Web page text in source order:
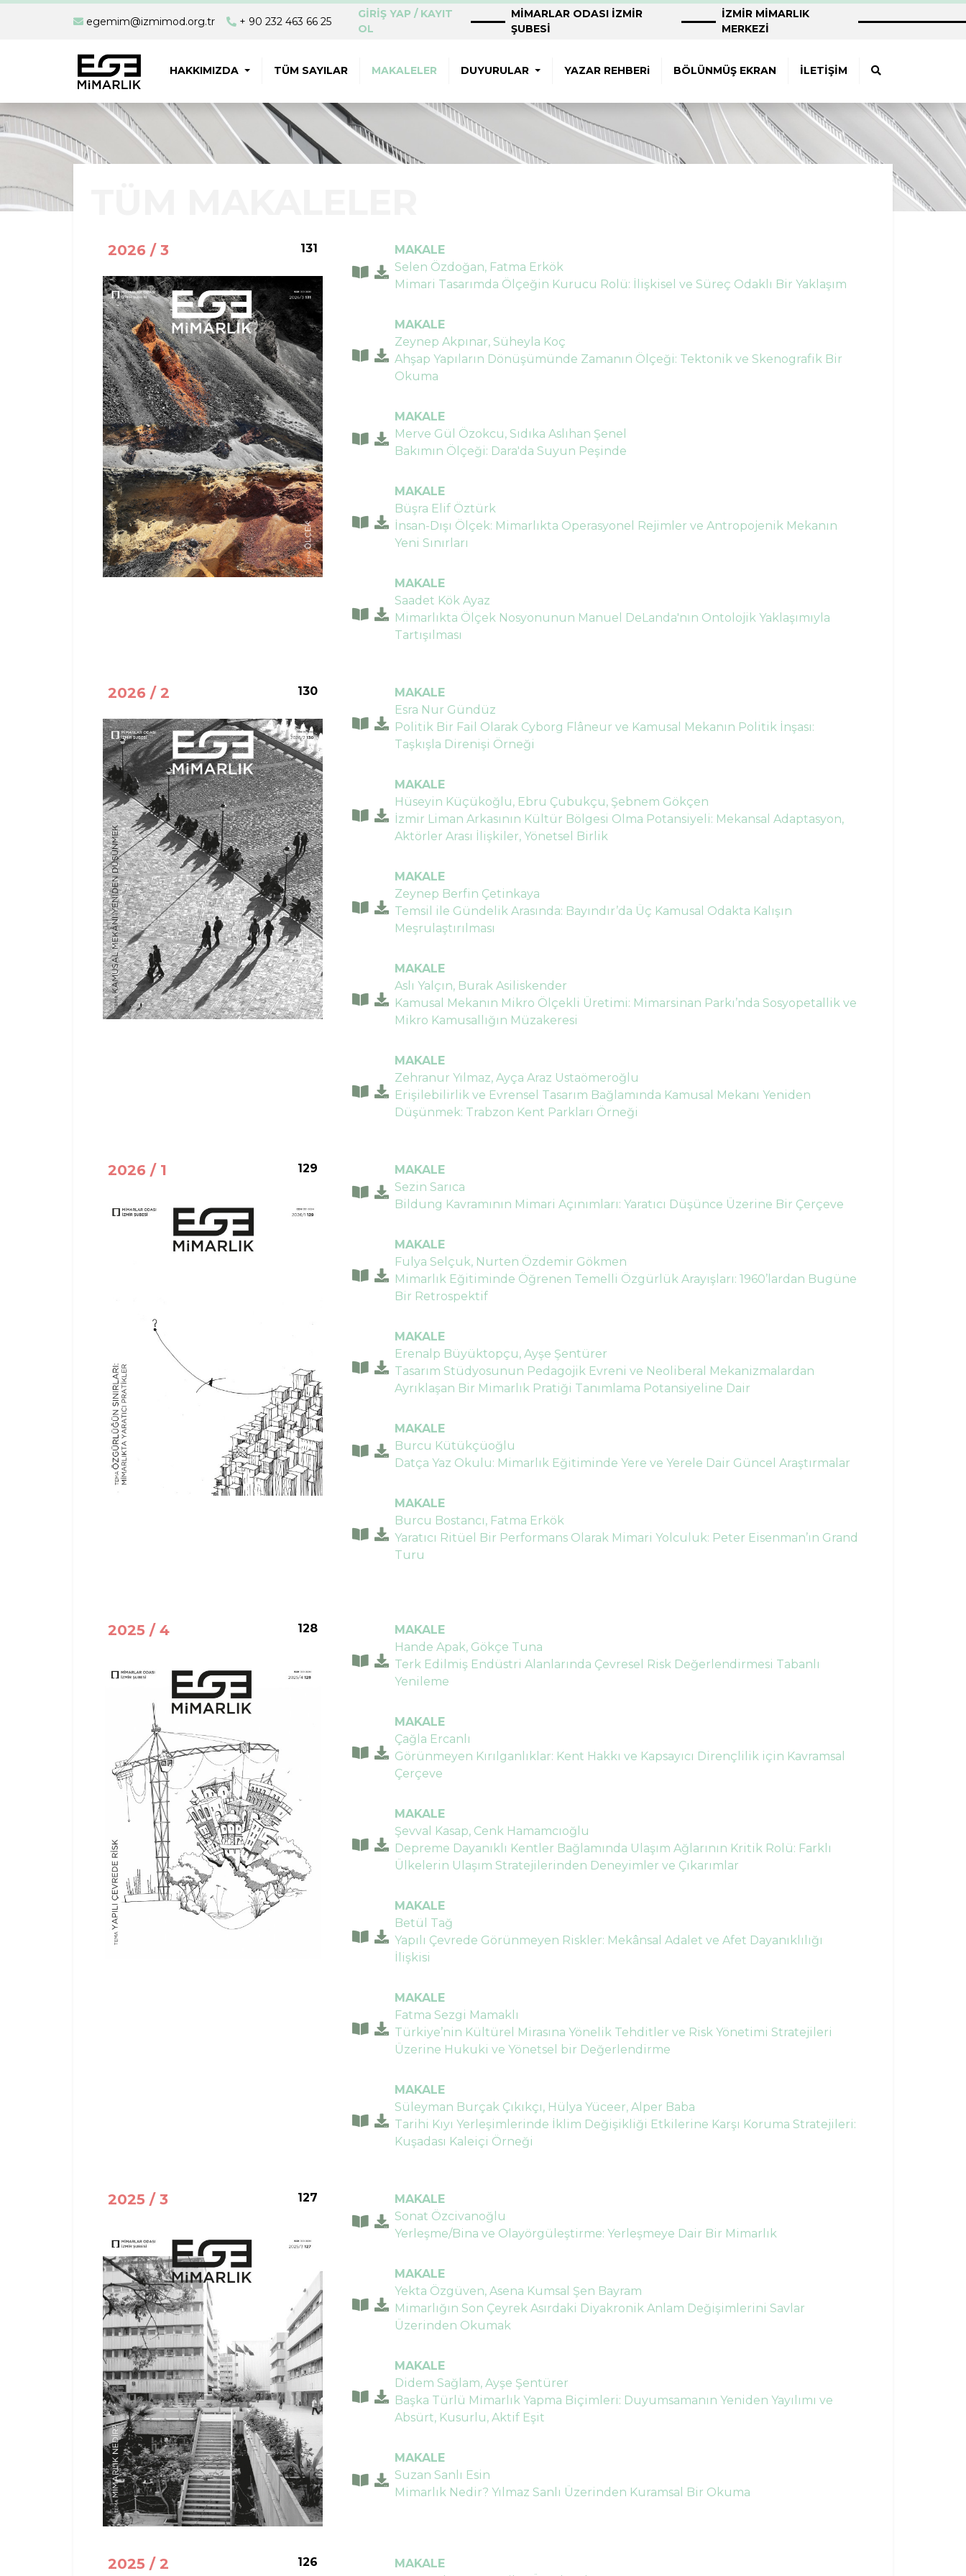
egemim@izmimod.org.tr + 90 232 463 66 25
GİRİŞ YAP / KAYIT
OL
MİMARLAR ODASI İZMİR
ŞUBESİ
İZMİR MİMARLIK
MERKEZİ
HAKKIMIZDA TÜM SAYILAR MAKALELER DUYURULAR YAZAR REHBERi BÖLÜNMÜŞ EKRAN İLETİŞİM
2026 / 3 131
MAKALE
Selen Özdoğan, Fatma Erkök
Mimari Tasarımda Ölçeğin Kurucu Rolü: İlişkisel ve Süreç Odaklı Bir Yaklaşım
MAKALE
Zeynep Akpınar, Süheyla Koç
Ahşap Yapıların Dönüşümünde Zamanın Ölçeği: Tektonik ve Skenografik Bir
Okuma
MAKALE
Merve Gül Özokcu, Sıdıka Aslıhan Şenel
Bakımın Ölçeği: Dara'da Suyun Peşinde
MAKALE
Büşra Elif Öztürk
İnsan-Dışı Ölçek: Mimarlıkta Operasyonel Rejimler ve Antropojenik Mekanın
Yeni Sınırları
MAKALE
Saadet Kök Ayaz
Mimarlıkta Ölçek Nosyonunun Manuel DeLanda'nın Ontolojik Yaklaşımıyla
Tartışılması
2026 / 2 130
MAKALE
Esra Nur Gündüz
Politik Bir Fail Olarak Cyborg Flâneur ve Kamusal Mekanın Politik İnşası:
Taşkışla Direnişi Örneği
MAKALE
Hüseyin Küçükoğlu, Ebru Çubukçu, Şebnem Gökçen
İzmir Liman Arkasının Kültür Bölgesi Olma Potansiyeli: Mekansal Adaptasyon,
Aktörler Arası İlişkiler, Yönetsel Birlik
MAKALE
Zeynep Berfin Çetinkaya
Temsil ile Gündelik Arasında: Bayındır’da Üç Kamusal Odakta Kalışın
Meşrulaştırılması
MAKALE
Aslı Yalçın, Burak Asiliskender
Kamusal Mekanın Mikro Ölçekli Üretimi: Mimarsinan Parkı’nda Sosyopetallik ve
Mikro Kamusallığın Müzakeresi
MAKALE
Zehranur Yılmaz, Ayça Araz Ustaömeroğlu
Erişilebilirlik ve Evrensel Tasarım Bağlamında Kamusal Mekanı Yeniden
Düşünmek: Trabzon Kent Parkları Örneği
2026 / 1 129
MAKALE
Sezin Sarıca
Bildung Kavramının Mimari Açınımları: Yaratıcı Düşünce Üzerine Bir Çerçeve
MAKALE
Fulya Selçuk, Nurten Özdemir Gökmen
Mimarlık Eğitiminde Öğrenen Temelli Özgürlük Arayışları: 1960’lardan Bugüne
Bir Retrospektif
MAKALE
Erenalp Büyüktopçu, Ayşe Şentürer
Tasarım Stüdyosunun Pedagojik Evreni ve Neoliberal Mekanizmalardan
Ayrıklaşan Bir Mimarlık Pratiği Tanımlama Potansiyeline Dair
MAKALE
Burcu Kütükçüoğlu
Datça Yaz Okulu: Mimarlık Eğitiminde Yere ve Yerele Dair Güncel Araştırmalar
MAKALE
Burcu Bostancı, Fatma Erkök
Yaratıcı Ritüel Bir Performans Olarak Mimari Yolculuk: Peter Eisenman’ın Grand
Turu
2025 / 4 128
MAKALE
Hande Apak, Gökçe Tuna
Terk Edilmiş Endüstri Alanlarında Çevresel Risk Değerlendirmesi Tabanlı
Yenileme
MAKALE
Çağla Ercanlı
Görünmeyen Kırılganlıklar: Kent Hakkı ve Kapsayıcı Dirençlilik için Kavramsal
Çerçeve
MAKALE
Şevval Kasap, Cenk Hamamcıoğlu
Depreme Dayanıklı Kentler Bağlamında Ulaşım Ağlarının Kritik Rolü: Farklı
Ülkelerin Ulaşım Stratejilerinden Deneyimler ve Çıkarımlar
MAKALE
Betül Tağ
Yapılı Çevrede Görünmeyen Riskler: Mekânsal Adalet ve Afet Dayanıklılığı
İlişkisi
MAKALE
Fatma Sezgi Mamaklı
Türkiye’nin Kültürel Mirasına Yönelik Tehditler ve Risk Yönetimi Stratejileri
Üzerine Hukuki ve Yönetsel bir Değerlendirme
MAKALE
Süleyman Burçak Çıkıkçı, Hülya Yüceer, Alper Baba
Tarihi Kıyı Yerleşimlerinde İklim Değişikliği Etkilerine Karşı Koruma Stratejileri:
Kuşadası Kaleiçi Örneği
2025 / 3 127
MAKALE
Sonat Özcivanoğlu
Yerleşme/Bina ve Olayörgüleştirme: Yerleşmeye Dair Bir Mimarlık
MAKALE
Yekta Özgüven, Asena Kumsal Şen Bayram
Mimarlığın Son Çeyrek Asırdaki Diyakronik Anlam Değişimlerini Savlar
Üzerinden Okumak
MAKALE
Didem Sağlam, Ayşe Şentürer
Başka Türlü Mimarlık Yapma Biçimleri: Duyumsamanın Yeniden Yayılımı ve
Absürt, Kusurlu, Aktif Eşit
MAKALE
Suzan Sanlı Esin
Mimarlık Nedir? Yılmaz Sanlı Üzerinden Kuramsal Bir Okuma
2025 / 2 126
MAKALE